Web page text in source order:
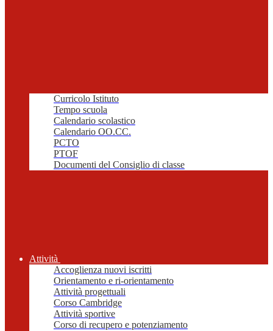
Curricolo Istituto
Tempo scuola
Calendario scolastico
Calendario OO.CC.
PCTO
PTOF
Documenti del Consiglio di classe
Attività
Accoglienza nuovi iscritti
Orientamento e ri-orientamento
Attività progettuali
Corso Cambridge
Attività sportive
Corso di recupero e potenziamento